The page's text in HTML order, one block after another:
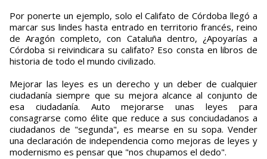
Por ponerte un ejemplo, solo el Califato de Córdoba llegó a
marcar sus lindes hasta entrado en territorio francés, reino
de Aragón completo, con Cataluña dentro, ¿Apoyarías a
Córdoba si reivindicara su califato? Eso consta en libros de
historia de todo el mundo civilizado.
Mejorar las leyes es un derecho y un deber de cualquier
ciudadanía siempre que su mejora alcance al conjunto de
esa ciudadanía. Auto mejorarse unas leyes para
consagrarse como élite que reduce a sus conciudadanos a
ciudadanos de "segunda", es mearse en su sopa. Vender
una declaración de independencia como mejoras de leyes y
modernismo es pensar que "nos chupamos el dedo".